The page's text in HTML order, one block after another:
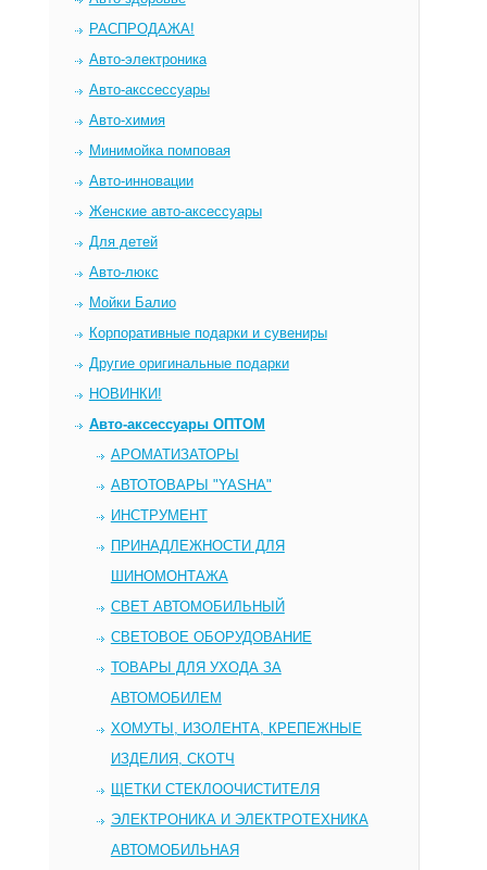
РАСПРОДАЖА!
Авто-электроника
Авто-акссессуары
Авто-химия
Минимойка помповая
Авто-инновации
Женские авто-аксессуары
Для детей
Авто-люкс
Мойки Балио
Корпоративные подарки и сувениры
Другие оригинальные подарки
НОВИНКИ!
Авто-аксессуары ОПТОМ
AРОМАТИЗАТОРЫ
АВТОТОВАРЫ "YASHA"
ИНСТРУМЕНТ
ПРИНАДЛЕЖНОСТИ ДЛЯ
ШИНОМОНТАЖА
СВЕТ АВТОМОБИЛЬНЫЙ
СВЕТОВОЕ ОБОРУДОВАНИЕ
ТОВАРЫ ДЛЯ УХОДА ЗА
АВТОМОБИЛЕМ
ХОМУТЫ, ИЗОЛЕНТА, КРЕПЕЖНЫЕ
ИЗДЕЛИЯ, СКОТЧ
ЩЕТКИ СТЕКЛООЧИСТИТЕЛЯ
ЭЛЕКТРОНИКА И ЭЛЕКТРОТЕХНИКА
АВТОМОБИЛЬНАЯ